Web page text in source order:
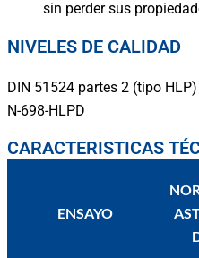
sin perder sus
NIVELES DE CALIDAD
DIN 51524 partes 2 (tipo
N-698-HLPD
CARACTERISTICAS
ENSAYO